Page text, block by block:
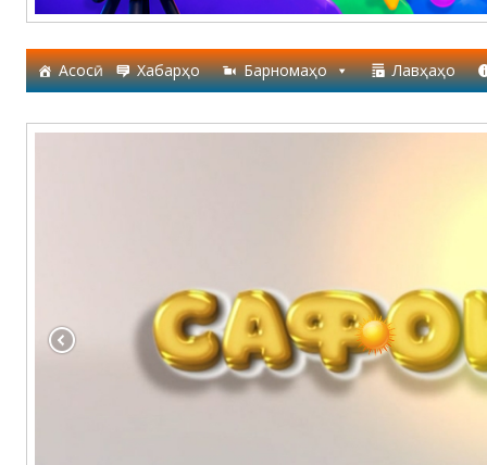
Асосӣ Хабарҳо Барномаҳо Лавҳаҳо